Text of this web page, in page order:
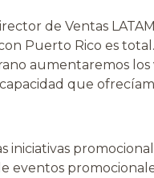
de Ventas
Puerto Rico es
aumentaremos
que
iniciativas
eventos